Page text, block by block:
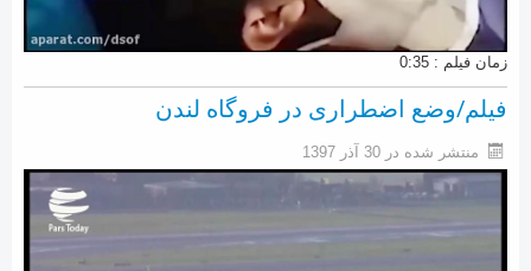
زمان فیلم : 0:35
فیلم/وضع اضطراری در فروگاه لندن
منتشر شده در 30 آذر 1397